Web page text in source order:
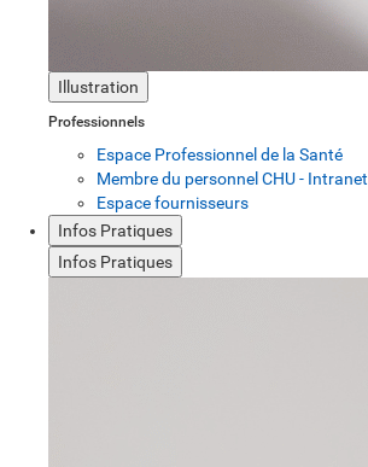
Illustration
Professionnels
Espace Professionnel de la Santé
Membre du personnel CHU - Intranet
Espace fournisseurs
Infos Pratiques
Infos Pratiques